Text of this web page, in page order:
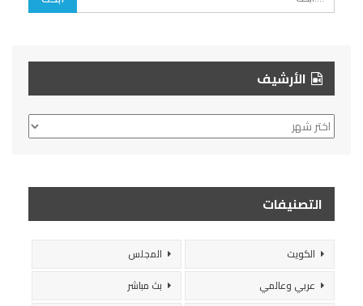
الأرشيف
الأرشيف
التصنيفات
الكويت
المجلس
عربي وعالمي
بث مباشر